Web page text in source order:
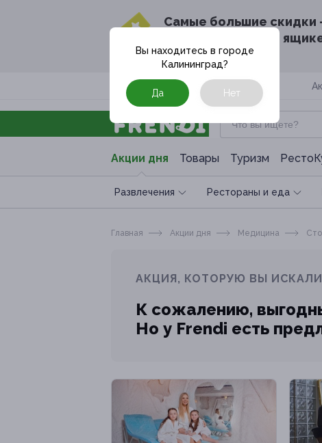
Cамые большие скидки
в твоём почтовом
Москва
Акции дня Товары Туризм
Развлечения Рестораны и еда
Вы находитесь в городе
Калининград?
Да Нет
Главная Акции дня Медицина
АКЦИЯ, КОТОРУЮ ВЫ
К сожалению,
Но у Frendi есть